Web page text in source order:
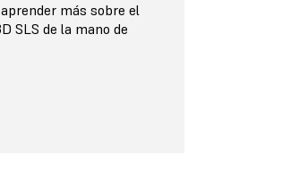
más sobre el
SLS de la mano de